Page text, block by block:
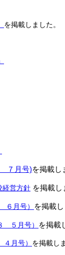
を掲載しました。
７月号)を掲載し
経営方針 を掲載し
月号） を掲載し
５月号） を掲載
月号） を掲載し